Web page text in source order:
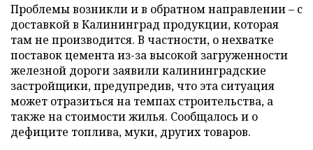
Проблемы возникли и в обратном направлении – с
доставкой в Калининград продукции, которая
там не производится. В частности, о нехватке
поставок цемента из-за высокой загруженности
железной дороги заявили калининградские
застройщики, предупредив, что эта ситуация
может отразиться на темпах строительства, а
также на стоимости жилья. Сообщалось и о
дефиците топлива, муки, других товаров.